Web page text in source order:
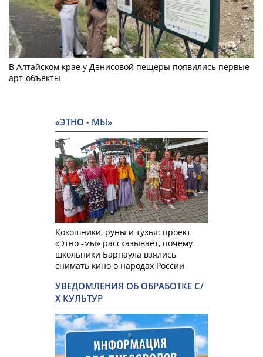
В Алтайском крае у Денисовой пещеры появились первые
арт-объекты
«ЭТНО - МЫ»
Кокошники, руны и тухья: проект
«Этно -мы» рассказывает, почему
школьники Барнаула взялись
снимать кино о народах России
УВЕДОМЛЕНИЯ ОБ ОБРАБОТКЕ С/
Х КУЛЬТУР